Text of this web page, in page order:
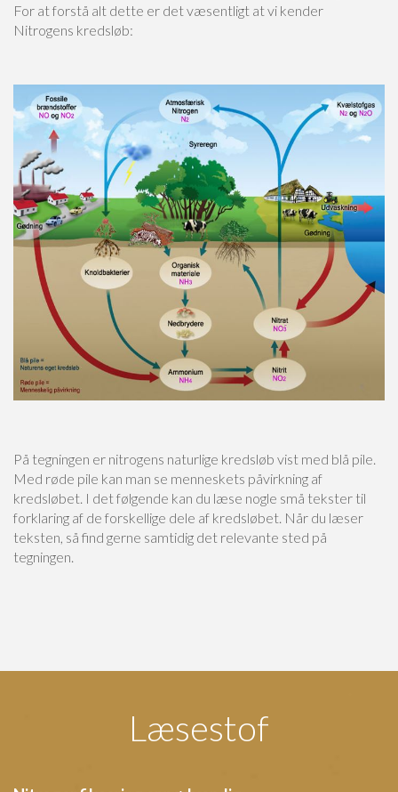
For at forstå alt dette er det væsentligt at vi kender
Nitrogens kredsløb:
På tegningen er nitrogens naturlige kredsløb vist med blå pile.
Med røde pile kan man se menneskets påvirkning af
kredsløbet. I det følgende kan du læse nogle små tekster til
forklaring af de forskellige dele af kredsløbet. Når du læser
teksten, så find gerne samtidig det relevante sted på
tegningen.
Læsestof